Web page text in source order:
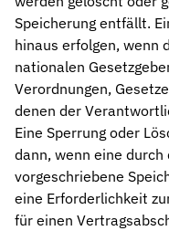
Speicherung entfällt.
hinaus erfolgen, wenn
nationalen
Verordnungen,
denen der
Eine Sperrung oder
dann, wenn eine
vorgeschriebene
eine Erforderlichkeit
für einen